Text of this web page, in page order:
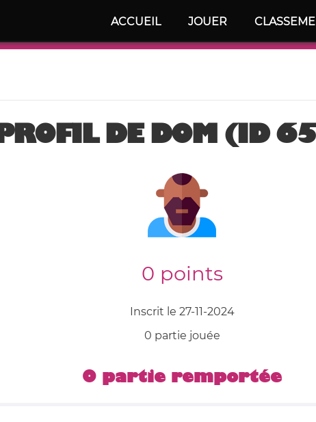
ACCUEIL JOUER
DE DOM (ID
0 points
Inscrit le 27-11-2024
0 partie jouée
0 partie remportée